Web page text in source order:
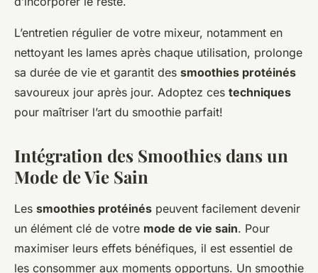
L’entretien régulier de votre mixeur, notamment en
nettoyant les lames après chaque utilisation, prolonge
sa durée de vie et garantit des smoothies protéinés
savoureux jour après jour. Adoptez ces techniques
pour maîtriser l’art du smoothie parfait!
Intégration des Smoothies dans un
Mode de Vie Sain
Les smoothies protéinés peuvent facilement devenir
un élément clé de votre mode de vie sain. Pour
maximiser leurs effets bénéfiques, il est essentiel de
les consommer aux moments opportuns. Un smoothie